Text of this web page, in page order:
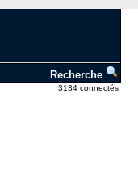
Recherche
3134 connectés